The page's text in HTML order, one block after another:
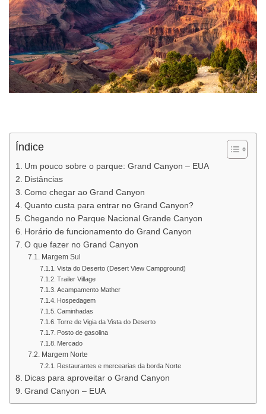
Índice
Um pouco sobre o parque: Grand Canyon – EUA
Distâncias
Como chegar ao Grand Canyon
Quanto custa para entrar no Grand Canyon?
Chegando no Parque Nacional Grande Canyon
Horário de funcionamento do Grand Canyon
O que fazer no Grand Canyon
Margem Sul
Vista do Deserto (Desert View Campground)
Trailer Village
Acampamento Mather
Hospedagem
Caminhadas
Torre de Vigia da Vista do Deserto
Posto de gasolina
Mercado
Margem Norte
Restaurantes e mercearias da borda Norte
Dicas para aproveitar o Grand Canyon
Grand Canyon – EUA